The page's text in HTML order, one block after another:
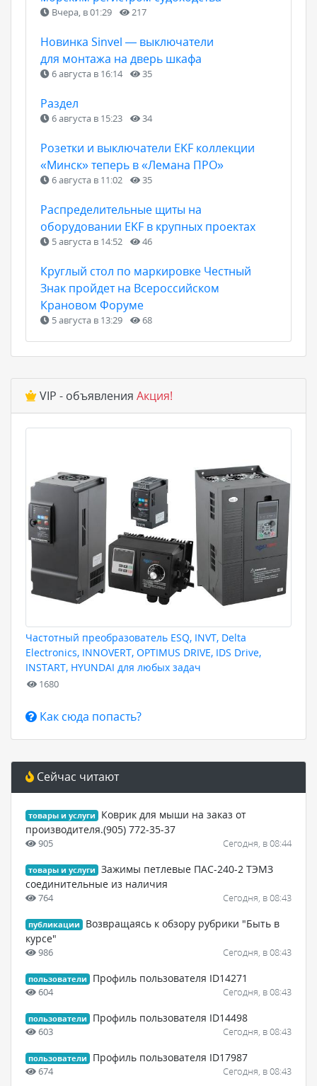
Вчера, в 01:29 217
Новинка Sinvel — выключатели
для монтажа на дверь шкафа
6 августа в 16:14 35
Раздел
6 августа в 15:23 34
Розетки и выключатели EKF коллекции
«Минск» теперь в «Лемана ПРО»
6 августа в 11:02 35
Распределительные щиты на
оборудовании EKF в крупных проектах
5 августа в 14:52 46
Круглый стол по маркировке Честный
Знак пройдет на Всероссийском
Крановом Форуме
5 августа в 13:29 68
VIP - объявления Акция!
Частотный преобразователь ESQ, INVT, Delta
Electronics, INNOVERT, OPTIMUS DRIVE, IDS Drive,
INSTART, HYUNDAI для любых задач
1680
Как сюда попасть?
Сейчас читают
товары и услуги
Коврик для мыши на заказ от
производителя.(905) 772-35-37
905 Сегодня, в 08:44
товары и услуги
Зажимы петлевые ПАС-240-2 ТЭМЗ
соединительные из наличия
764 Сегодня, в 08:43
публикации
Возвращаясь к обзору рубрики "Быть в
курсе"
986 Сегодня, в 08:43
пользователи Профиль пользователя ID14271
604 Сегодня, в 08:43
пользователи Профиль пользователя ID14498
603 Сегодня, в 08:43
пользователи Профиль пользователя ID17987
674 Сегодня, в 08:43